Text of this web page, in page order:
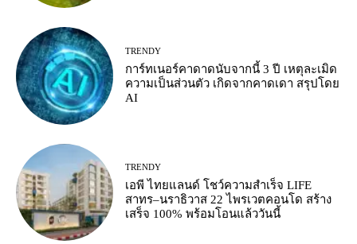
TRENDY
การ์ทเนอร์คาดาดนับจากนี้ 3 ปี เหตุละเมิด
ความเป็นส่วนตัว เกิดจากคาดเดา สรุปโดย
AI
TRENDY
เอพี ไทยแลนด์ โชว์ความสำเร็จ LIFE
สาทร–นราธิวาส 22 ไพรเวตคอนโด สร้าง
เสร็จ 100% พร้อมโอนแล้ววันนี้